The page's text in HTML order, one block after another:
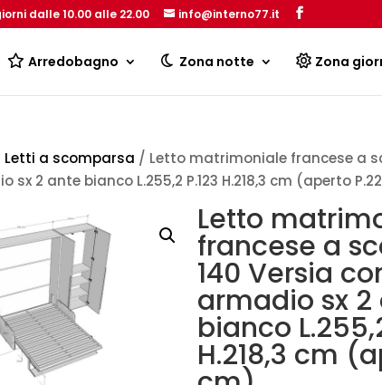
dalle 10.00 alle 22.00 info@interno77.it
Arredobagno Zona notte Zona
Letti a scomparsa / Letto matrimoniale francese a
2 ante bianco L.255,2 P.123 H.218,3 cm (aperto
Letto
francese a
140 Versia
armadio sx 2
bianco
H.218,3 cm